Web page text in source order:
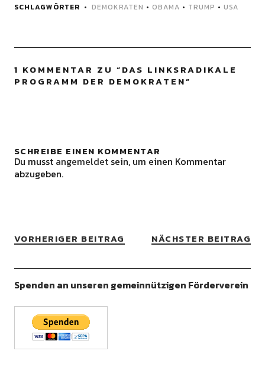
SCHLAGWÖRTER DEMOKRATEN • OBAMA • TRUMP • USA
1 KOMMENTAR ZU “DAS LINKSRADIKALE
PROGRAMM DER DEMOKRATEN”
SCHREIBE EINEN KOMMENTAR
Du musst angemeldetsein, um einen Kommentar
abzugeben.
VORHERIGER BEITRAG NÄCHSTER BEITRAG
Spenden an unseren gemeinnützigen Förderverein